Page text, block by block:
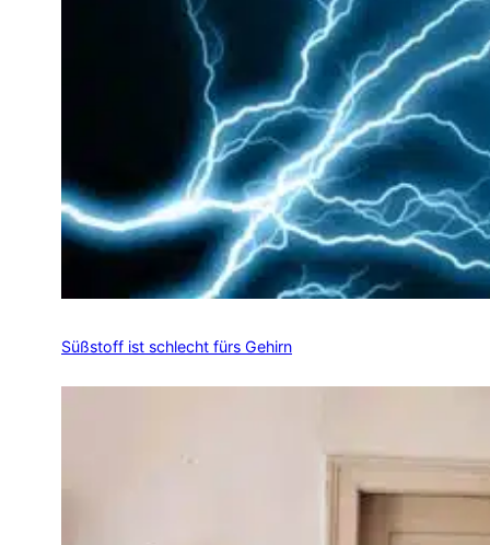
Süßstoff ist schlecht fürs Gehirn